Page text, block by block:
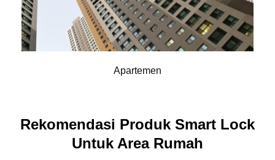
Apartemen
Rekomendasi Produk Smart Lock
Untuk Area Rumah